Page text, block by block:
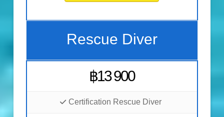
Rescue Diver
฿13 900
Certification Rescue Diver